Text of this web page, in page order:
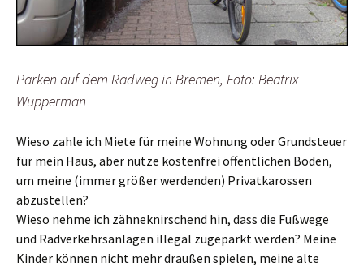
Parken auf dem Radweg in Bremen, Foto: Beatrix
Wupperman
Wieso zahle ich Miete für meine Wohnung oder Grundsteuer
für mein Haus, aber nutze kostenfrei öffentlichen Boden,
um meine (immer größer werdenden) Privatkarossen
abzustellen?
Wieso nehme ich zähneknirschend hin, dass die Fußwege
und Radverkehrsanlagen illegal zugeparkt werden? Meine
Kinder können nicht mehr draußen spielen, meine alte